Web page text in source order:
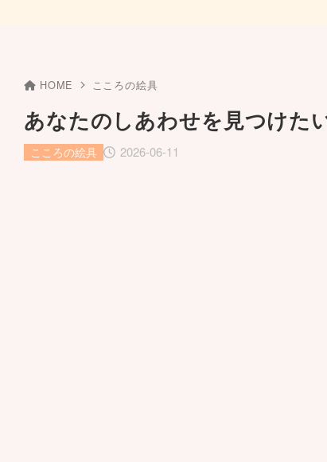
HOME こころの絵具
あなたのしあわせを見つけた
2026-06-11
こころの絵具